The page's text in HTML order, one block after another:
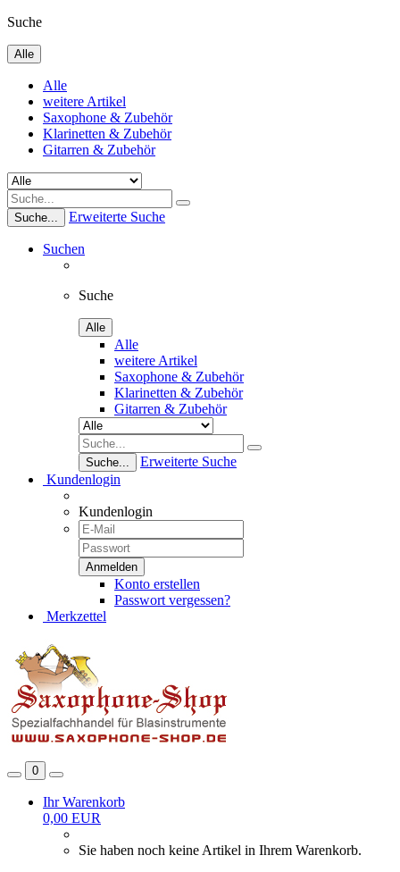
Suche
Alle
Alle
weitere Artikel
Saxophone & Zubehör
Klarinetten & Zubehör
Gitarren & Zubehör
Suche... Erweiterte Suche
Suchen
Suche
Alle
Alle
weitere Artikel
Saxophone & Zubehör
Klarinetten & Zubehör
Gitarren & Zubehör
Suche...
Erweiterte Suche
Kundenlogin
Kundenlogin
Konto erstellen
Passwort vergessen?
Merkzettel
0
Ihr Warenkorb
0,00 EUR
Sie haben noch keine Artikel in Ihrem Warenkorb.